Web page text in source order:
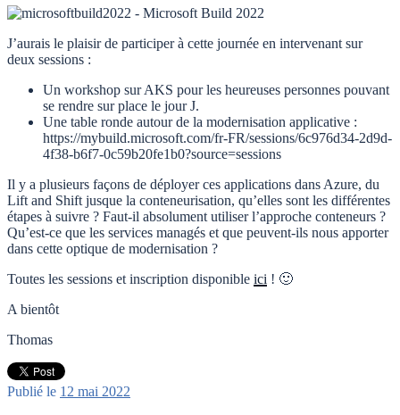
J’aurais le plaisir de participer à cette journée en intervenant sur
deux sessions :
Un workshop sur AKS pour les heureuses personnes pouvant
se rendre sur place le jour J.
Une table ronde autour de la modernisation applicative :
https://mybuild.microsoft.com/fr-FR/sessions/6c976d34-2d9d-
4f38-b6f7-0c59b20fe1b0?source=sessions
Il y a plusieurs façons de déployer ces applications dans Azure, du
Lift and Shift jusque la conteneurisation, qu’elles sont les différentes
étapes à suivre ? Faut-il absolument utiliser l’approche conteneurs ?
Qu’est-ce que les services managés et que peuvent-ils nous apporter
dans cette optique de modernisation ?
Toutes les sessions et inscription disponible ici ! 🙂
A bientôt
Thomas
Publié le 12 mai 2022